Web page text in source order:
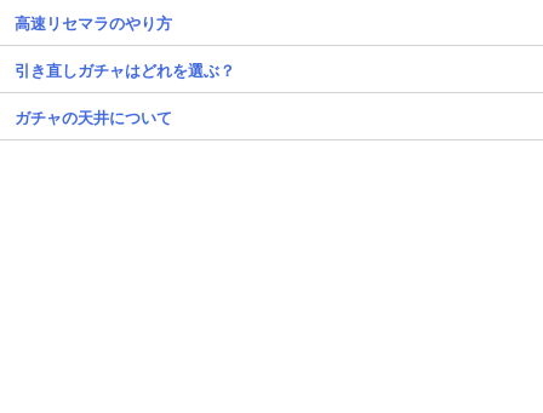
高速リセマラのやり方
引き直しガチャはどれを選ぶ？
ガチャの天井について